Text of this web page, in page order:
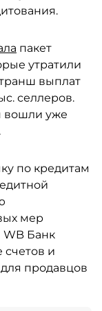
пакет
утратили
выплат
селлеров.
вошли уже
по кредитам
мер
WB Банк
счетов и
продавцов